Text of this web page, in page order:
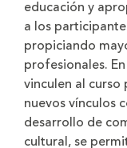
educación y
a los
propiciando
profesionales.
vinculen al
nuevos vínculos
desarrollo de
cultural, se